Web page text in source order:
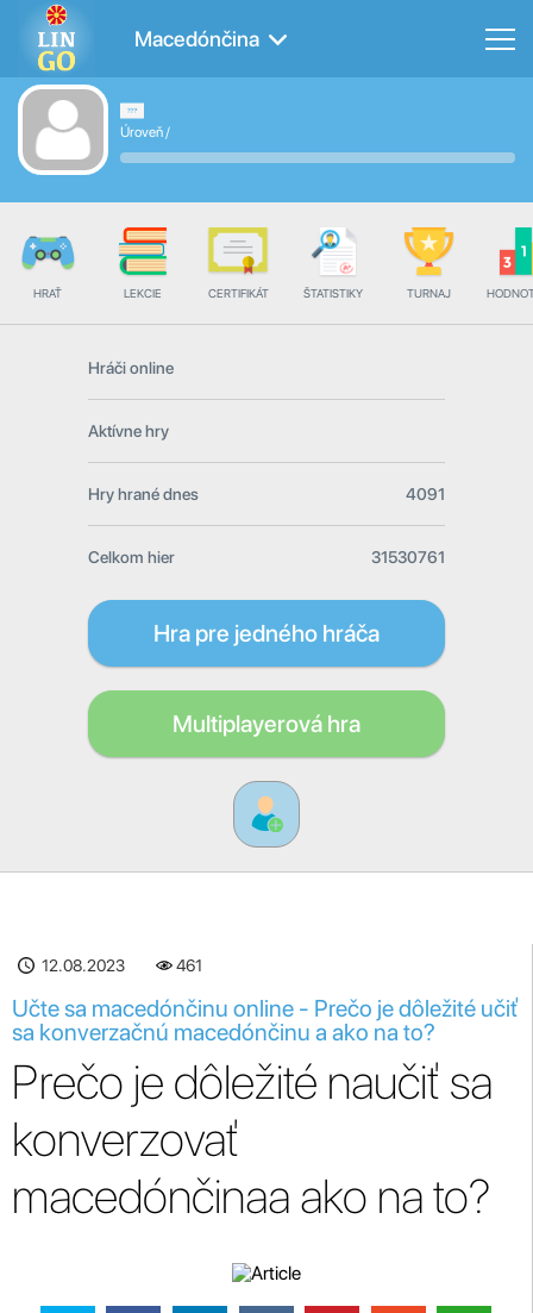
Macedónčina
Úroveň/
HRAŤ LEKCIE CERTIFIKÁT ŠTATISTIKY TURNAJ
Hráči online
Aktívne hry
Hry hrané dnes 4091
Celkom hier 31530761
Hra pre jedného hráča
Multiplayerová hra
12.08.2023 461
Učte sa macedónčinu online - Prečo je dôležité učiť
sa konverzačnú macedónčinu a ako na to?
Prečo je dôležité naučiť sa
konverzovať
macedónčinaa ako na to?